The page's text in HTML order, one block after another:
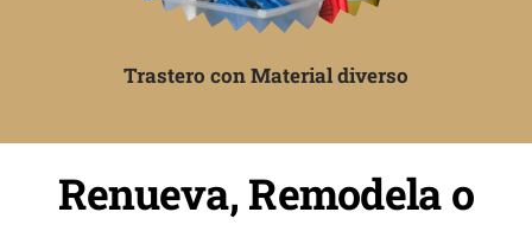
Trastero con Material diverso
Renueva, Remodela o